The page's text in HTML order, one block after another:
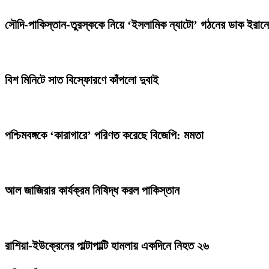
সৌদি-পাকিস্তান-তুরস্ককে নিয়ে ‘ইসলামিক ন্যাটো’ গঠনের ডাক
বিশ মিনিটে সাত বিস্ফোরণে কাঁপলো দুবাই
পশ্চিমবঙ্গকে ‘কারাগারে’ পরিণত করেছে বিজেপি: মমতা
আল জাজিরার কার্যক্রম নিষিদ্ধ করল পাকিস্তান
রাশিয়া-ইউক্রেনের পাল্টাপাল্টি হামলায় একদিনে নিহত ২৬